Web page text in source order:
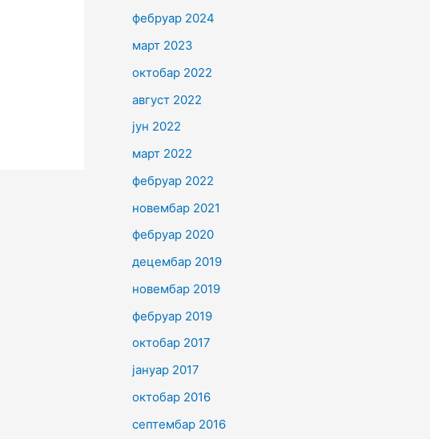
фебруар 2024
март 2023
октобар 2022
август 2022
јун 2022
март 2022
фебруар 2022
новембар 2021
фебруар 2020
децембар 2019
новембар 2019
фебруар 2019
октобар 2017
јануар 2017
октобар 2016
септембар 2016